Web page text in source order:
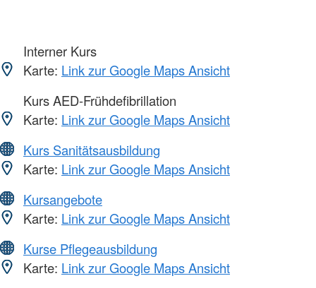
Interner Kurs
Karte: Link zur Google Maps Ansicht
Kurs AED-Frühdefibrillation
Karte: Link zur Google Maps Ansicht
Kurs Sanitätsausbildung
Karte: Link zur Google Maps Ansicht
Kursangebote
Karte: Link zur Google Maps Ansicht
Kurse Pflegeausbildung
Karte: Link zur Google Maps Ansicht